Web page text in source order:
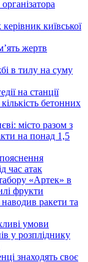
київської
жертв
в тилу на суму
на станції
бетонних
місто разом з
на понад 1,5
час атак
«Артек» в
фрукти
ракети та
умови
у розпліднику
знаходять своє